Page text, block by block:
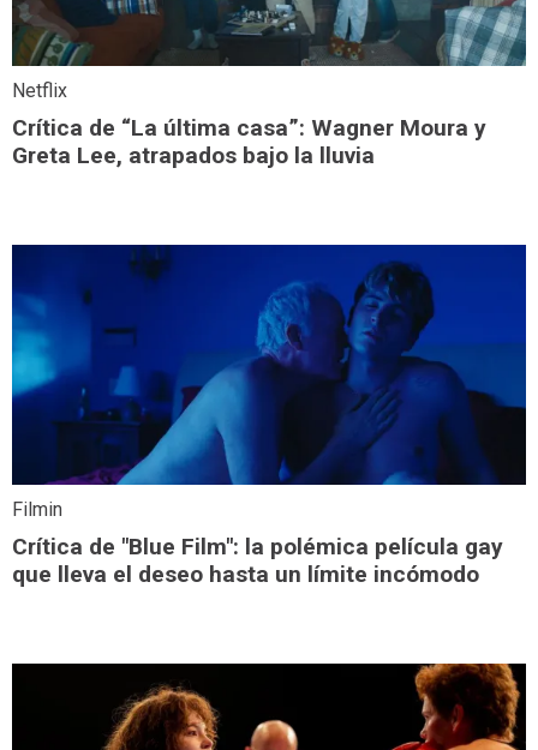
Netflix
Crítica de “La última casa”: Wagner Moura y
Greta Lee, atrapados bajo la lluvia
Filmin
Crítica de "Blue Film": la polémica película gay
que lleva el deseo hasta un límite incómodo